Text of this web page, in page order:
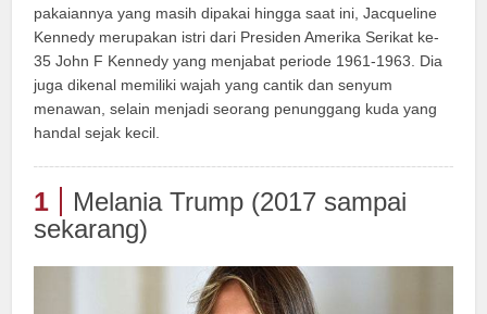
pakaiannya yang masih dipakai hingga saat ini, Jacqueline
Kennedy merupakan istri dari Presiden Amerika Serikat ke-
35 John F Kennedy yang menjabat periode 1961-1963. Dia
juga dikenal memiliki wajah yang cantik dan senyum
menawan, selain menjadi seorang penunggang kuda yang
handal sejak kecil.
1
Melania Trump (2017 sampai
sekarang)